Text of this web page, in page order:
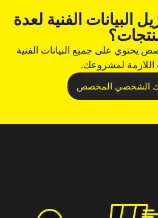
البيانات الفنية لعدة
يحتوي على جميع البيانات الفنية
اللازمة لمشروعك.
الشخصي المخصص